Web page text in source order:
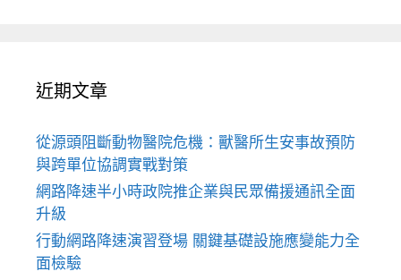
近期文章
從源頭阻斷動物醫院危機：獸醫所生安事故預防
與跨單位協調實戰對策
網路降速半小時政院推企業與民眾備援通訊全面
升級
行動網路降速演習登場 關鍵基礎設施應變能力全
面檢驗